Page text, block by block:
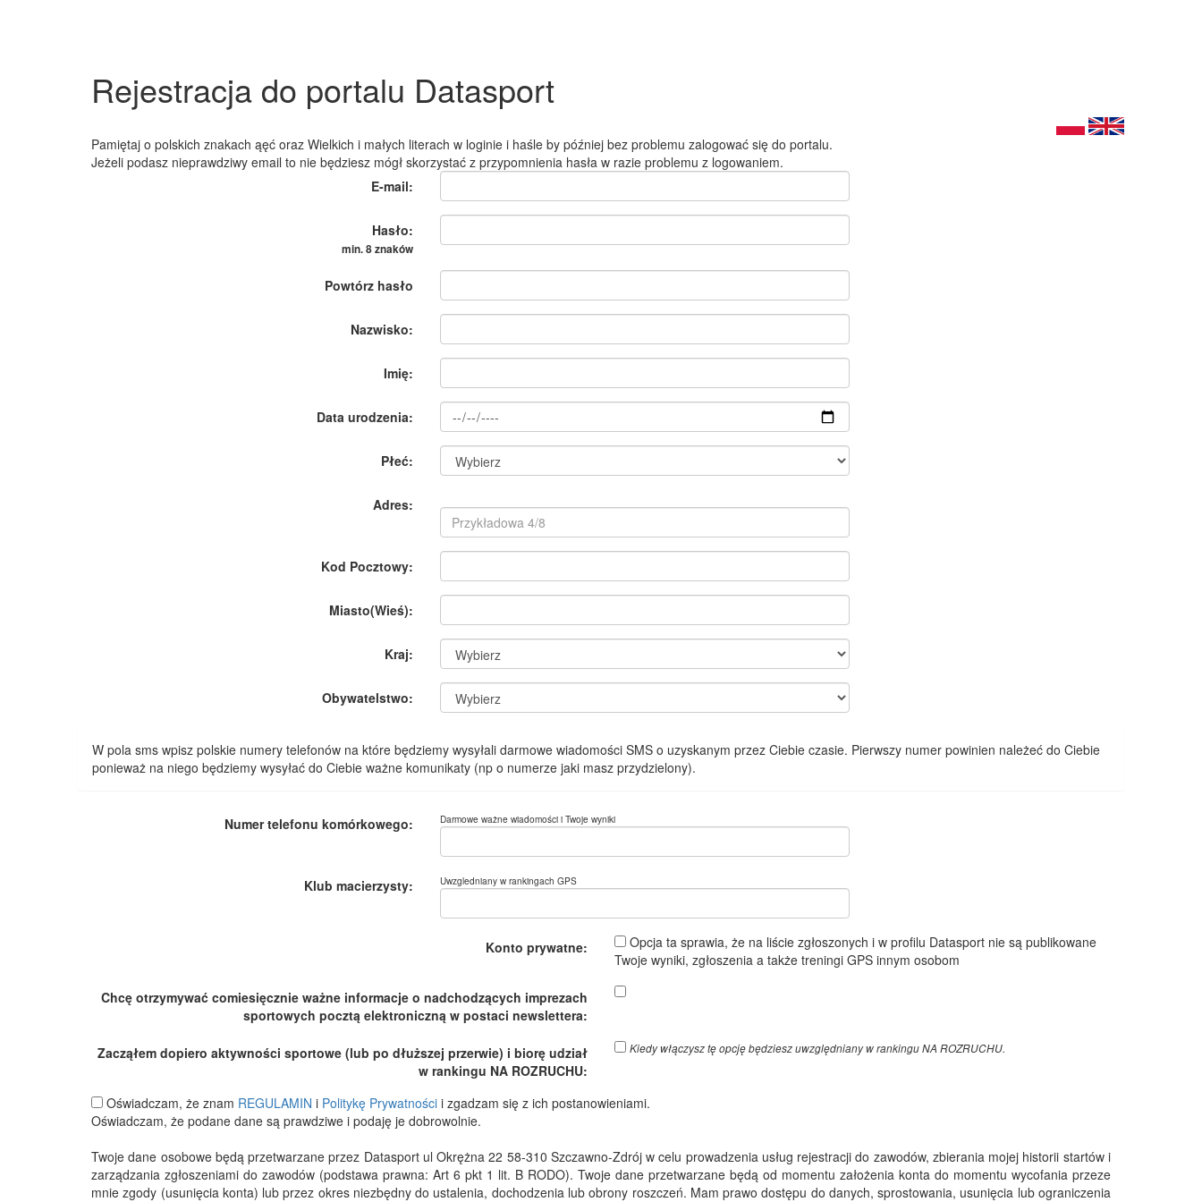
Rejestracja do portalu Datasport
Pamiętaj o polskich znakach ąęć oraz Wielkich i małych literach w loginie i haśle by później bez problemu zalogować się do portalu.
Jeżeli podasz nieprawdziwy email to nie będziesz mógł skorzystać z przypomnienia hasła w razie problemu z logowaniem.
E-mail:
Hasło:
min. 8 znaków
Powtórz hasło
Nazwisko:
Imię:
Data urodzenia:
Płeć:
Adres:
Kod Pocztowy:
Miasto(Wieś):
Kraj:
Obywatelstwo:
W pola sms wpisz polskie numery telefonów na które będziemy wysyłali darmowe wiadomości SMS o uzyskanym przez Ciebie czasie. Pierwszy numer powinien należeć do Ciebie
ponieważ na niego będziemy wysyłać do Ciebie ważne komunikaty (np o numerze jaki masz przydzielony).
Numer telefonu komórkowego: Darmowe ważne wiadomości i Twoje wyniki
Klub macierzysty: Uwzgledniany w rankingach GPS
Konto prywatne:
Opcja ta sprawia, że na liście zgłoszonych i w profilu Datasport nie są publikowane
Twoje wyniki, zgłoszenia a także treningi GPS innym osobom
Chcę otrzymywać comiesięcznie ważne informacje o nadchodzących imprezach
sportowych pocztą elektroniczną w postaci newslettera:
Zacząłem dopiero aktywności sportowe (lub po dłuższej przerwie) i biorę udział
w rankingu NA ROZRUCHU:
Kiedy włączysz tę opcję będziesz uwzględniany w rankingu NA ROZRUCHU.
Oświadczam, że znam REGULAMIN i Politykę Prywatności i zgadzam się z ich postanowieniami.
Oświadczam, że podane dane są prawdziwe i podaję je dobrowolnie.
Twoje dane osobowe będą przetwarzane przez Datasport ul Okrężna 22 58-310 Szczawno-Zdrój w celu prowadzenia usług rejestracji do zawodów, zbierania mojej historii startów i
zarządzania zgłoszeniami do zawodów (podstawa prawna: Art 6 pkt 1 lit. B RODO). Twoje dane przetwarzane będą od momentu założenia konta do momentu wycofania przeze
mnie zgody (usunięcia konta) lub przez okres niezbędny do ustalenia, dochodzenia lub obrony roszczeń. Mam prawo dostępu do danych, sprostowania, usunięcia lub ograniczenia